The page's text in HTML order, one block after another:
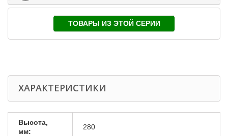
ТОВАРЫ ИЗ ЭТОЙ СЕРИИ
ХАРАКТЕРИСТИКИ
Высота,
мм:
280